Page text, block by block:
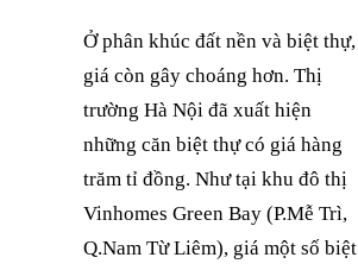
Ở phân khúc đất nền và biệt thự,
giá còn gây choáng hơn. Thị
trường Hà Nội đã xuất hiện
những căn biệt thự có giá hàng
trăm tỉ đồng. Như tại khu đô thị
Vinhomes Green Bay (P.Mễ Trì,
Q.Nam Từ Liêm), giá một số biệt